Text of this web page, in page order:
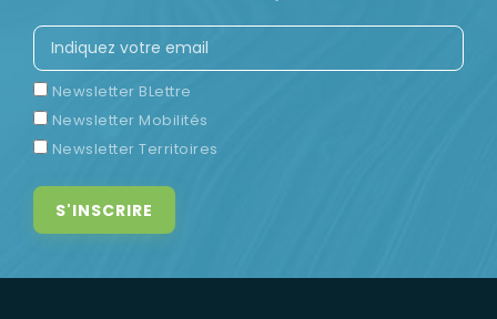
Newsletter BLettre
Newsletter Mobilités
Newsletter Territoires